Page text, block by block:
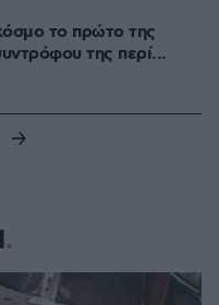
το πρώτο της
της περί...